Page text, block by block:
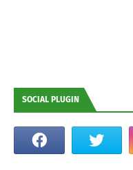
SOCIAL PLUGIN